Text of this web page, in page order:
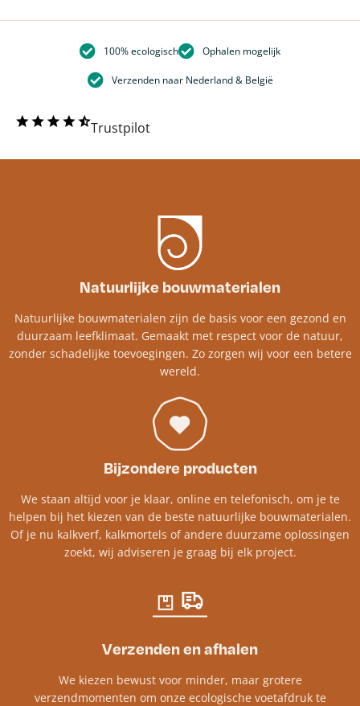
100% ecologisch Ophalen mogelijk
Verzenden naar Nederland & België
Trustpilot
Natuurlijke bouwmaterialen
Natuurlijke bouwmaterialen zijn de basis voor een gezond en
duurzaam leefklimaat. Gemaakt met respect voor de natuur,
zonder schadelijke toevoegingen. Zo zorgen wij voor een betere
wereld.
Bijzondere producten
We staan altijd voor je klaar, online en telefonisch, om je te
helpen bij het kiezen van de beste natuurlijke bouwmaterialen.
Of je nu kalkverf, kalkmortels of andere duurzame oplossingen
zoekt, wij adviseren je graag bij elk project.​
Verzenden en afhalen
We kiezen bewust voor minder, maar grotere
verzendmomenten om onze ecologische voetafdruk te